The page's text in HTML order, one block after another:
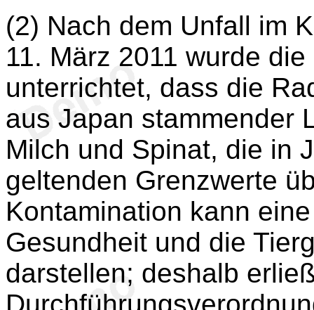
(2) Nach dem Unfall im
11. März 2011 wurde
unterrichtet, dass die
aus Japan stammender
Milch und Spinat, die in
geltenden Grenzwerte
Kontamination kann
Gesundheit und die
darstellen; deshalb